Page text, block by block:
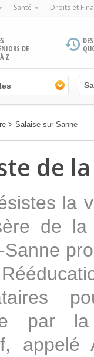
Santé Droits et
DE
Z
> Salaise-sur-Sanne
de
la
de
par
appelé